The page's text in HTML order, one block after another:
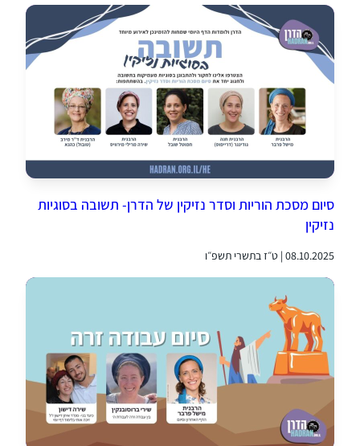
סיום מסכת הוריות וסדר נזיקין של הדרן- תשובה בסוגיות
נזיקין
08.10.2025 | ט״ז בתשרי תשפ״ו